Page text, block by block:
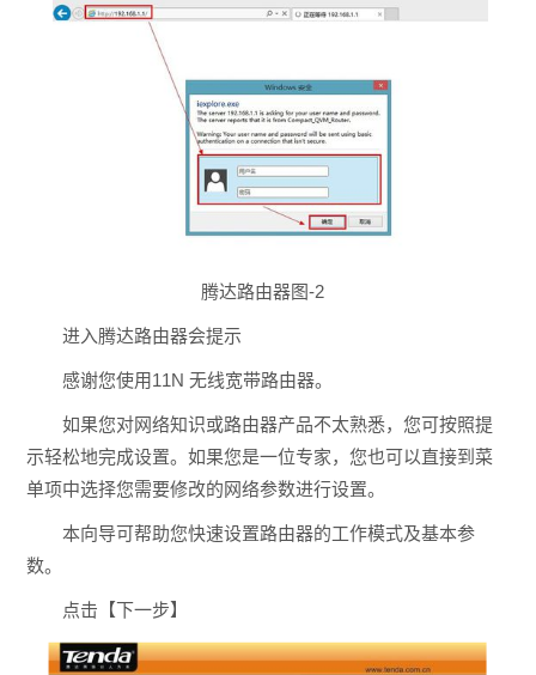
腾达路由器图-2
进入腾达路由器会提示
感谢您使用11N 无线宽带路由器。
如果您对网络知识或路由器产品不太熟悉，您可按照提
示轻松地完成设置。如果您是一位专家，您也可以直接到菜
单项中选择您需要修改的网络参数进行设置。
本向导可帮助您快速设置路由器的工作模式及基本参
数。
点击【下一步】